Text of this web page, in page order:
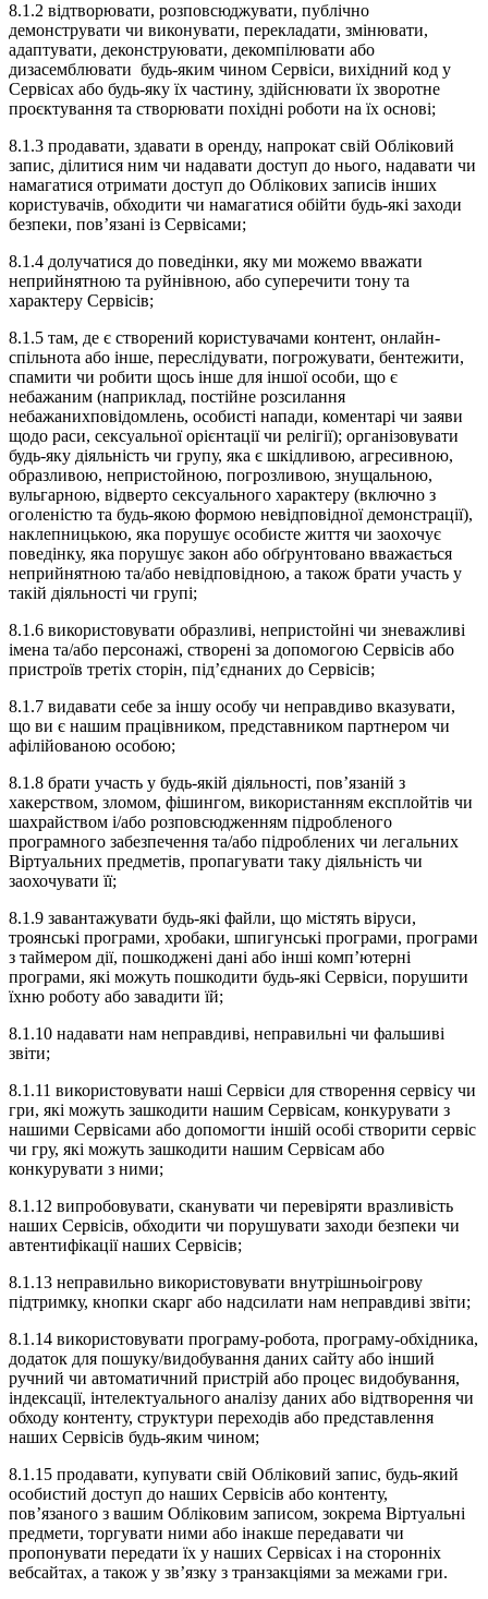
8.1.2 відтворювати, розповсюджувати, публічно
демонструвати чи виконувати, перекладати, змінювати,
адаптувати, деконструювати, декомпілювати або
дизасемблювати будь-яким чином Сервіси, вихідний код у
Сервісах або будь-яку їх частину, здійснювати їх зворотне
проєктування та створювати похідні роботи на їх основі;
8.1.3 продавати, здавати в оренду, напрокат свій Обліковий
запис, ділитися ним чи надавати доступ до нього, надавати чи
намагатися отримати доступ до Облікових записів інших
користувачів, обходити чи намагатися обійти будь-які заходи
безпеки, пов’язані із Сервісами;
8.1.4 долучатися до поведінки, яку ми можемо вважати
неприйнятною та руйнівною, або суперечити тону та
характеру Сервісів;
8.1.5 там, де є створений користувачами контент, онлайн-
спільнота або інше, переслідувати, погрожувати, бентежити,
спамити чи робити щось інше для іншої особи, що є
небажаним (наприклад, постійне розсилання
небажанихповідомлень, особисті напади, коментарі чи заяви
щодо раси, сексуальної орієнтації чи релігії); організовувати
будь-яку діяльність чи групу, яка є шкідливою, агресивною,
образливою, непристойною, погрозливою, знущальною,
вульгарною, відверто сексуального характеру (включно з
оголеністю та будь-якою формою невідповідної демонстрації),
наклепницькою, яка порушує особисте життя чи заохочує
поведінку, яка порушує закон або обґрунтовано вважається
неприйнятною та/або невідповідною, а також брати участь у
такій діяльності чи групі;
8.1.6 використовувати образливі, непристойні чи зневажливі
імена та/або персонажі, створені за допомогою Сервісів або
пристроїв третіх сторін, під’єднаних до Сервісів;
8.1.7 видавати себе за іншу особу чи неправдиво вказувати,
що ви є нашим працівником, представником партнером чи
афілійованою особою;
8.1.8 брати участь у будь-якій діяльності, пов’язаній з
хакерством, зломом, фішингом, використанням експлойтів чи
шахрайством і/або розповсюдженням підробленого
програмного забезпечення та/або підроблених чи легальних
Віртуальних предметів, пропагувати таку діяльність чи
заохочувати її;
8.1.9 завантажувати будь-які файли, що містять віруси,
троянські програми, хробаки, шпигунські програми, програми
з таймером дії, пошкоджені дані або інші комп’ютерні
програми, які можуть пошкодити будь-які Сервіси, порушити
їхню роботу або завадити їй;
8.1.10 надавати нам неправдиві, неправильні чи фальшиві
звіти;
8.1.11 використовувати наші Сервіси для створення сервісу чи
гри, які можуть зашкодити нашим Сервісам, конкурувати з
нашими Сервісами або допомогти іншій особі створити сервіс
чи гру, які можуть зашкодити нашим Сервісам або
конкурувати з ними;
8.1.12 випробовувати, сканувати чи перевіряти вразливість
наших Сервісів, обходити чи порушувати заходи безпеки чи
автентифікації наших Сервісів;
8.1.13 неправильно використовувати внутрішньоігрову
підтримку, кнопки скарг або надсилати нам неправдиві звіти;
8.1.14 використовувати програму-робота, програму-обхідника,
додаток для пошуку/видобування даних сайту або інший
ручний чи автоматичний пристрій або процес видобування,
індексації, інтелектуального аналізу даних або відтворення чи
обходу контенту, структури переходів або представлення
наших Сервісів будь-яким чином;
8.1.15 продавати, купувати свій Обліковий запис, будь-який
особистий доступ до наших Сервісів або контенту,
пов’язаного з вашим Обліковим записом, зокрема Віртуальні
предмети, торгувати ними або інакше передавати чи
пропонувати передати їх у наших Сервісах і на сторонніх
вебсайтах, а також у зв’язку з транзакціями за межами гри.